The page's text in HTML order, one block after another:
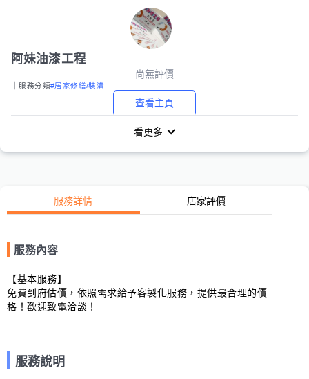
阿妹油漆工程
尚無評價
｜服務分類#居家修繕/裝潢
查看主頁
看更多
服務詳情 店家評價
服務內容
【基本服務】
免費到府估價，依照需求給予客製化服務，提供最合理的價
格！歡迎致電洽談！
服務說明